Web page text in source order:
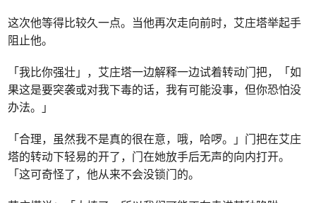
这次他等得比较久一点。当他再次走向前时，艾庄塔举起手
阻止他。
「我比你强壮」，艾庄塔一边解释一边试着转动门把，「如
果这是要突袭或对我下毒的话，我有可能没事，但你恐怕没
办法。」
「合理，虽然我不是真的很在意，哦，哈啰。」门把在艾庄
塔的转动下轻易的开了，门在她放手后无声的向内打开。
「这可奇怪了，他从来不会没锁门的。